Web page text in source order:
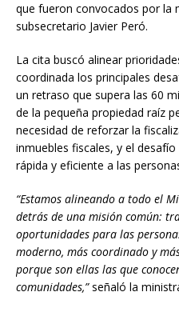
que fueron convocados por la
subsecretario Javier Peró.
La cita buscó alinear
coordinada los principales
un retraso que supera las 60
de la pequeña propiedad raíz
necesidad de reforzar la
inmuebles fiscales, y el
rápida y eficiente a las
“Estamos alineando a todo el
detrás de una misión común:
oportunidades para las
moderno, más coordinado y
porque son ellas las que
comunidades,”señaló la